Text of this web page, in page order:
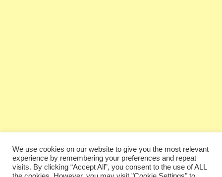
We use cookies on our website to give you the most relevant
experience by remembering your preferences and repeat
visits. By clicking “Accept All”, you consent to the use of ALL